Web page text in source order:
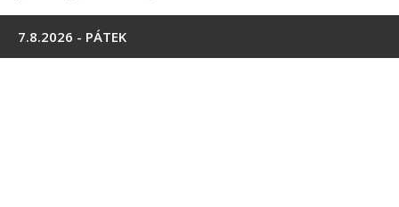
7.8.2026 - PÁTEK